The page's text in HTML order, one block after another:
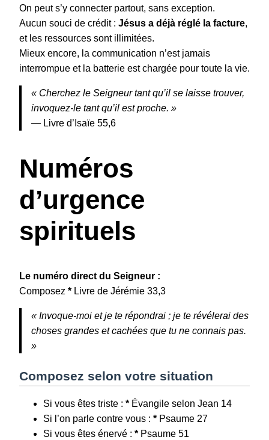
On peut s’y connecter partout, sans exception.
Aucun souci de crédit : Jésus a déjà réglé la facture,
et les ressources sont illimitées.
Mieux encore, la communication n’est jamais
interrompue et la batterie est chargée pour toute la vie.
« Cherchez le Seigneur tant qu’il se laisse trouver,
invoquez-le tant qu’il est proche. »
— Livre d’Isaïe 55,6
Numéros
d’urgence
spirituels
Le numéro direct du Seigneur :
Composez * Livre de Jérémie 33,3
« Invoque-moi et je te répondrai ; je te révélerai des
choses grandes et cachées que tu ne connais pas.
»
Composez selon votre situation
Si vous êtes triste : * Évangile selon Jean 14
Si l’on parle contre vous : * Psaume 27
Si vous êtes énervé : * Psaume 51